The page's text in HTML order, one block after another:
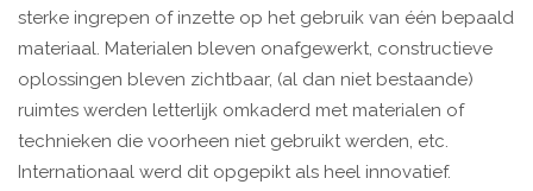
sterke ingrepen of inzette op het gebruik van één bepaald
materiaal. Materialen bleven onafgewerkt, constructieve
oplossingen bleven zichtbaar, (al dan niet bestaande)
ruimtes werden letterlijk omkaderd met materialen of
technieken die voorheen niet gebruikt werden, etc.
Internationaal werd dit opgepikt als heel innovatief.